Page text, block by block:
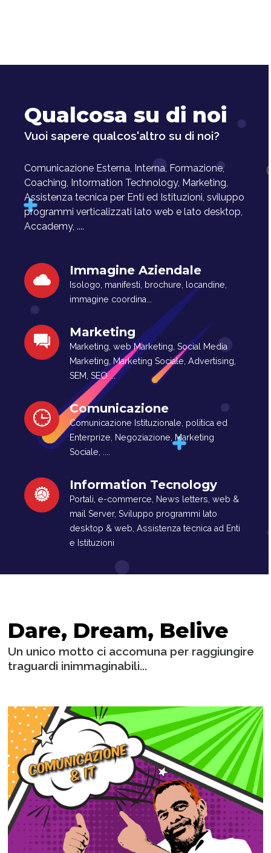
Qualcosa su di noi
Vuoi sapere qualcos'altro su di noi?
Comunicazione Esterna, Interna, Formazione,
Coaching, Intormation Technology, Marketing,
Assistenza tecnica per Enti ed Istituzioni, sviluppo
programmi verticalizzati lato web e lato desktop,
Accademy, ....
Immagine Aziendale
Isologo, manifesti, brochure, locandine,
immagine coordina...
Marketing
Marketing, web Marketing, Social Media
Marketing, Marketing Sociale, Advertising,
SEM, SEO ...
Comunicazione
Comunicazione Istituzionale, politica ed
Enterprize, Negoziazione, Marketing
Sociale, ....
Information Tecnology
Portali, e-commerce, News letters, web &
mail Server, Sviluppo programmi lato
desktop & web, Assistenza tecnica ad Enti
e Istituzioni
Dare, Dream, Belive
Un unico motto ci accomuna per raggiungire
traguardi inimmaginabili...